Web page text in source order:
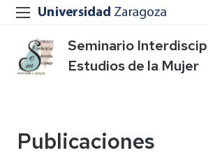
Seminario
Estudios de la Mujer
Publicaciones